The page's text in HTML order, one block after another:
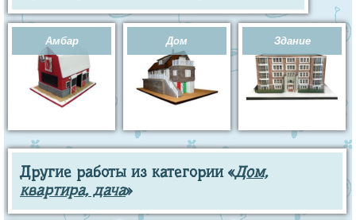
Амбар Дом Здание
Другие работы из категории «Дом,
квартира, дача»